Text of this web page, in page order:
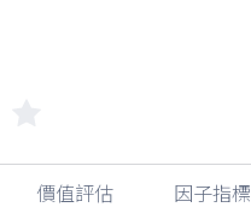
價值評估 因子指標